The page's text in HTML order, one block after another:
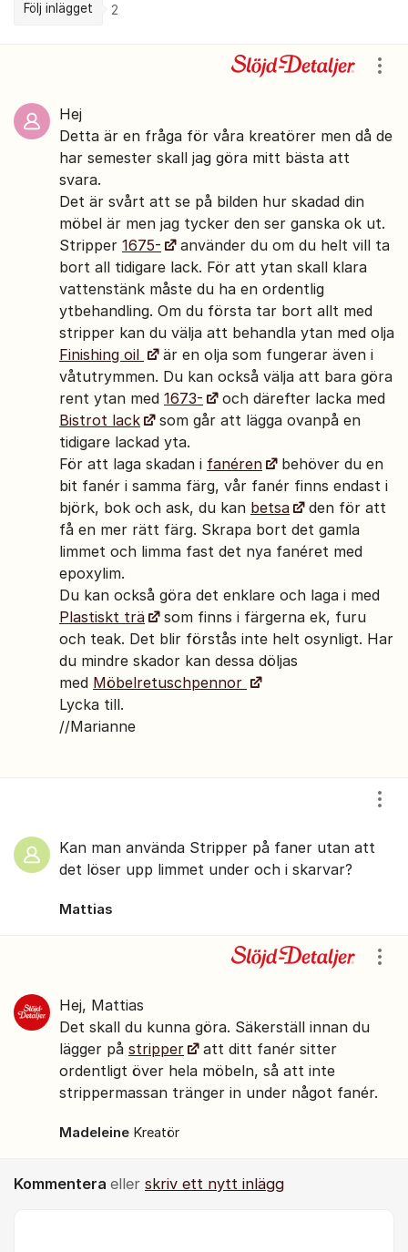
Följ inlägget 2
Hej
Detta är en fråga för våra kreatörer men då de
har semester skall jag göra mitt bästa att
svara.
Det är svårt att se på bilden hur skadad din
möbel är men jag tycker den ser ganska ok ut.
Stripper 1675-
använder du om du helt vill ta
bort all tidigare lack. För att ytan skall klara
vattenstänk måste du ha en ordentlig
ytbehandling. Om du första tar bort allt med
stripper kan du välja att behandla ytan med olja
Finishing oil
är en olja som fungerar även i
våtutrymmen. Du kan också välja att bara göra
rent ytan med 1673-
och därefter lacka med
Bistrot lack
som går att lägga ovanpå en
tidigare lackad yta.
För att laga skadan i fanéren
behöver du en
bit fanér i samma färg, vår fanér finns endast i
björk, bok och ask, du kan betsa
den för att
få en mer rätt färg. Skrapa bort det gamla
limmet och limma fast det nya fanéret med
epoxylim.
Du kan också göra det enklare och laga i med
Plastiskt trä
som finns i färgerna ek, furu
och teak. Det blir förstås inte helt osynligt. Har
du mindre skador kan dessa döljas
med Möbelretuschpennor
Lycka till.
//Marianne
Kan man använda Stripper på faner utan att
det löser upp limmet under och i skarvar?
Mattias
Hej, Mattias
Det skall du kunna göra. Säkerställ innan du
lägger på stripper
att ditt fanér sitter
ordentligt över hela möbeln, så att inte
strippermassan tränger in under något fanér.
Madeleine Kreatör
Kommentera eller skriv ett nytt inlägg